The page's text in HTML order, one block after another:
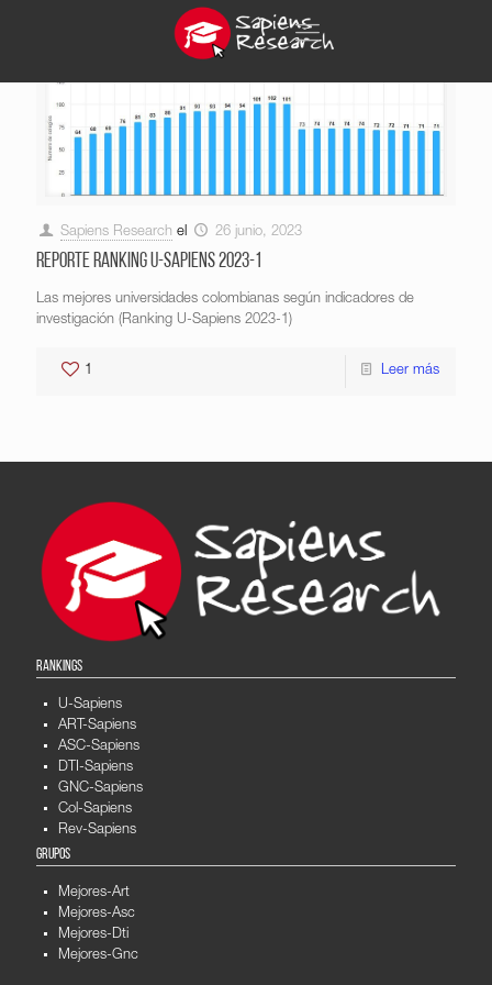
Sapiens Research el 26 junio, 2023
Reporte Ranking U-Sapiens 2023-1
Las mejores universidades colombianas según indicadores de
investigación (Ranking U-Sapiens 2023-1)
1 Leer más
RANKINGS
U-Sapiens
ART-Sapiens
ASC-Sapiens
DTI-Sapiens
GNC-Sapiens
Col-Sapiens
Rev-Sapiens
GRUPOS
Mejores-Art
Mejores-Asc
Mejores-Dti
Mejores-Gnc